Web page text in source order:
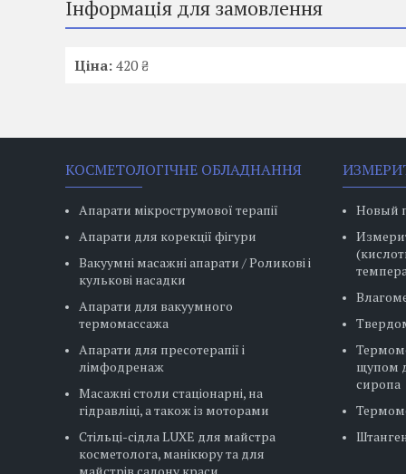
Інформація для замовлення
Ціна: 420 ₴
КОСМЕТОЛОГІЧНЕ ОБЛАДНАННЯ
Апарати мікрострумової терапії
Апарати для корекції фігури
Вакуумні масажні апарати / Роликові і
кулькові насадки
Апарати для вакуумного
термомассажа
Апарати для пресотерапії і
лімфодренаж
Масажні столи стаціонарні, на
гідравліці, а також із моторами
Стільці-сідла LUXE для майстра
косметолога, манікюру та для
Новый
щупом
сиропа